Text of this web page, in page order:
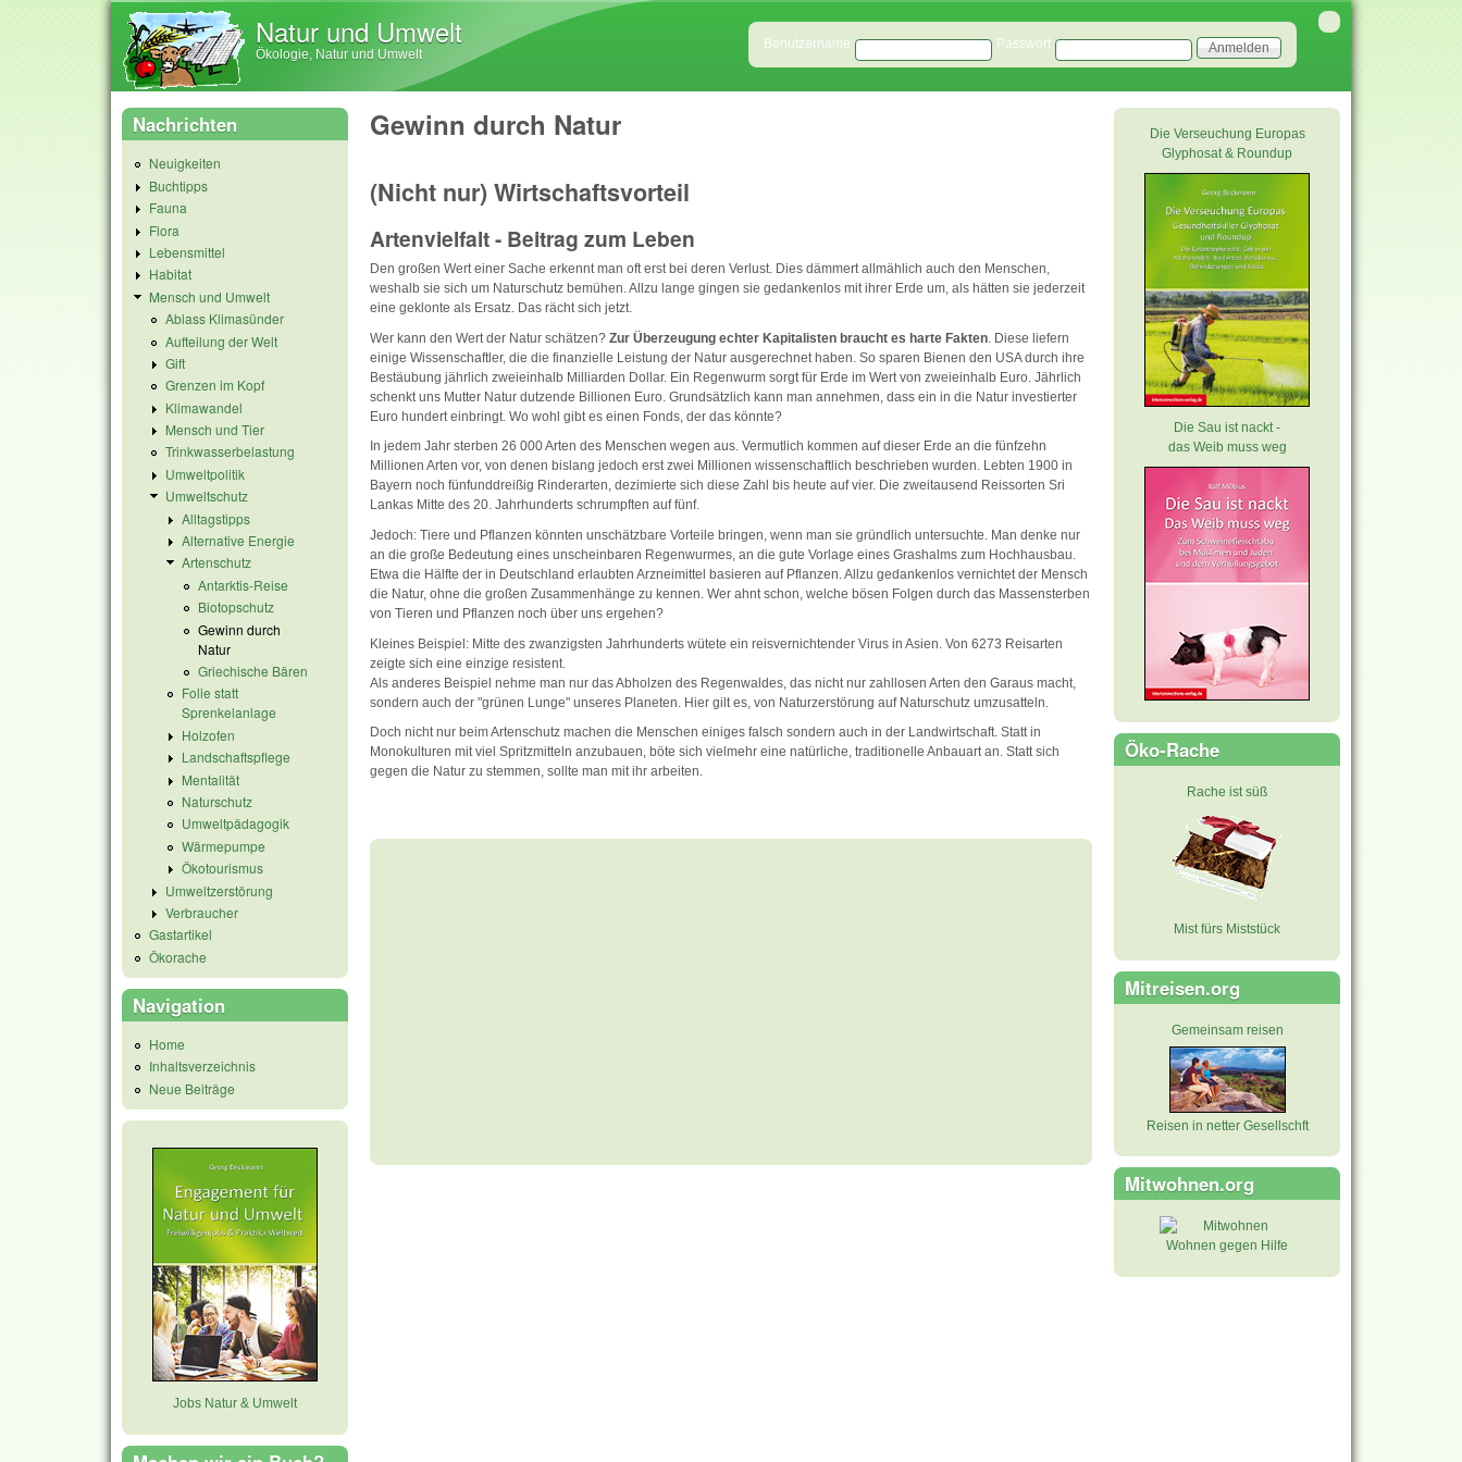
Natur und Umwelt
Ökologie, Natur und Umwelt
Benutzeranmeldung
Benutzername Passwort
Gewinn durch Natur
(Nicht nur) Wirtschaftsvorteil
Artenvielfalt - Beitrag zum Leben
Den großen Wert einer Sache erkennt man oft erst bei deren Verlust. Dies dämmert allmählich auch den Menschen,
weshalb sie sich um Naturschutz bemühen. Allzu lange gingen sie gedankenlos mit ihrer Erde um, als hätten sie jederzeit
eine geklonte als Ersatz. Das rächt sich jetzt.
Wer kann den Wert der Natur schätzen? Zur Überzeugung echter Kapitalisten braucht es harte Fakten. Diese liefern
einige Wissenschaftler, die die finanzielle Leistung der Natur ausgerechnet haben. So sparen Bienen den USA durch ihre
Bestäubung jährlich zweieinhalb Milliarden Dollar. Ein Regenwurm sorgt für Erde im Wert von zweieinhalb Euro. Jährlich
schenkt uns Mutter Natur dutzende Billionen Euro. Grundsätzlich kann man annehmen, dass ein in die Natur investierter
Euro hundert einbringt. Wo wohl gibt es einen Fonds, der das könnte?
In jedem Jahr sterben 26 000 Arten des Menschen wegen aus. Vermutlich kommen auf dieser Erde an die fünfzehn
Millionen Arten vor, von denen bislang jedoch erst zwei Millionen wissenschaftlich beschrieben wurden. Lebten 1900 in
Bayern noch fünfunddreißig Rinderarten, dezimierte sich diese Zahl bis heute auf vier. Die zweitausend Reissorten Sri
Lankas Mitte des 20. Jahrhunderts schrumpften auf fünf.
Jedoch: Tiere und Pflanzen könnten unschätzbare Vorteile bringen, wenn man sie gründlich untersuchte. Man denke nur
an die große Bedeutung eines unscheinbaren Regenwurmes, an die gute Vorlage eines Grashalms zum Hochhausbau.
Etwa die Hälfte der in Deutschland erlaubten Arzneimittel basieren auf Pflanzen. Allzu gedankenlos vernichtet der Mensch
die Natur, ohne die großen Zusammenhänge zu kennen. Wer ahnt schon, welche bösen Folgen durch das Massensterben
von Tieren und Pflanzen noch über uns ergehen?
Kleines Beispiel: Mitte des zwanzigsten Jahrhunderts wütete ein reisvernichtender Virus in Asien. Von 6273 Reisarten
zeigte sich eine einzige resistent.
Als anderes Beispiel nehme man nur das Abholzen des Regenwaldes, das nicht nur zahllosen Arten den Garaus macht,
sondern auch der "grünen Lunge" unseres Planeten. Hier gilt es, von Naturzerstörung auf Naturschutz umzusatteln.
Doch nicht nur beim Artenschutz machen die Menschen einiges falsch sondern auch in der Landwirtschaft. Statt in
Monokulturen mit viel Spritzmitteln anzubauen, böte sich vielmehr eine natürliche, traditionelle Anbauart an. Statt sich
gegen die Natur zu stemmen, sollte man mit ihr arbeiten.
Nachrichten
Neuigkeiten
Buchtipps
Fauna
Flora
Lebensmittel
Habitat
Mensch und Umwelt
Ablass Klimasünder
Aufteilung der Welt
Gift
Grenzen im Kopf
Klimawandel
Mensch und Tier
Trinkwasserbelastung
Umweltpolitik
Umweltschutz
Alltagstipps
Alternative Energie
Artenschutz
Antarktis-Reise
Biotopschutz
Gewinn durch
Natur
Griechische Bären
Folie statt
Sprenkelanlage
Holzofen
Landschaftspflege
Mentalität
Naturschutz
Umweltpädagogik
Wärmepumpe
Ökotourismus
Umweltzerstörung
Verbraucher
Gastartikel
Ökorache
Navigation
Home
Inhaltsverzeichnis
Neue Beiträge
Jobs Natur & Umwelt
Die Verseuchung Europas
Glyphosat & Roundup
Die Sau ist nackt -
das Weib muss weg
Öko-Rache
Rache ist süß
Mist fürs Miststück
Mitreisen.org
Gemeinsam reisen
Reisen in netter Gesellschft
Mitwohnen.org
Wohnen gegen Hilfe